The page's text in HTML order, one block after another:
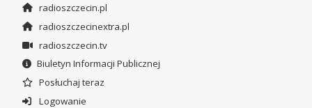
radioszczecin.pl
radioszczecinextra.pl
radioszczecin.tv
Biuletyn Informacji Publicznej
Posłuchaj teraz
Logowanie